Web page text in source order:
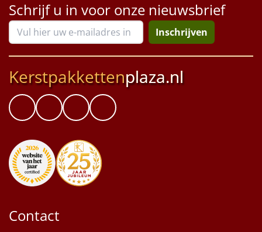
Schrijf u in voor onze nieuwsbrief
Inschrijven
Kerstpakkettenplaza.nl
Contact